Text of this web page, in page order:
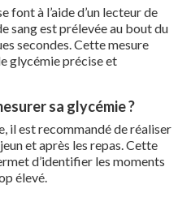
font à l’aide d’un lecteur de
sang est prélevée au bout du
secondes. Cette mesure
glycémie précise et
sa glycémie ?
il est recommandé de réaliser
et après les repas. Cette
d’identifier les moments
élevé.